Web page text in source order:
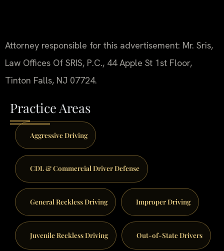
Attorney responsible for this advertisement: Mr. Sris,
Law Offices Of SRIS, P.C., 44 Apple St 1st Floor,
Tinton Falls, NJ 07724.
Practice Areas
Aggressive Driving
CDL & Commercial Driver Defense
General Reckless Driving Improper Driving
Juvenile Reckless Driving Out-of-State Drivers